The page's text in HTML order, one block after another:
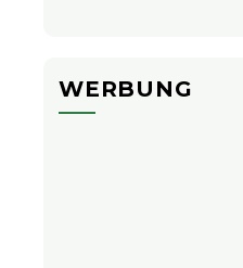
WERBUNG